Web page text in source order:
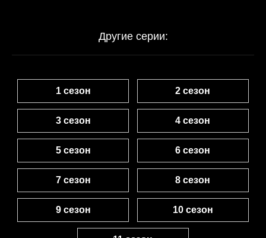
Другие серии:
1 сезон 2 сезон
3 сезон 4 сезон
5 сезон 6 сезон
7 сезон 8 сезон
9 сезон 10 сезон